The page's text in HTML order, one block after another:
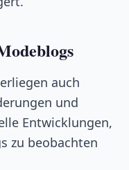
auch
und
Entwicklungen,
zu beobachten